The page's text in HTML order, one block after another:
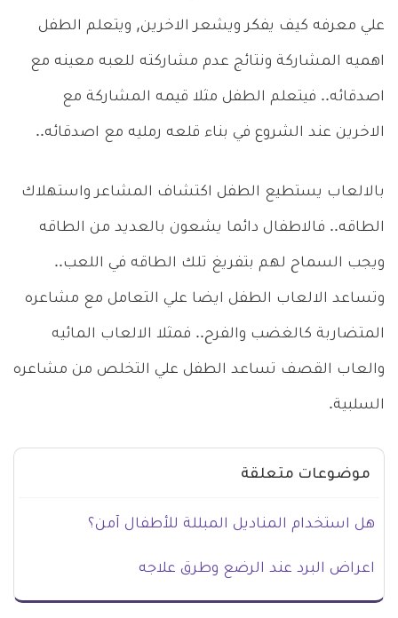
علي معرفه كيف يفكر ويشعر الاخرين, ويتعلم الطفل
اهميه المشاركة ونتائج عدم مشاركته للعبه معينه مع
اصدقائه.. فيتعلم الطفل مثلا قيمه المشاركة مع
الاخرين عند الشروع في بناء قلعه رمليه مع اصدقائه..
بالالعاب يستطيع الطفل اكتشاف المشاعر واستهلاك
الطاقه.. فالاطفال دائما يشعون بالعديد من الطاقه
ويجب السماح لهم بتفريغ تلك الطاقه في اللعب..
وتساعد الالعاب الطفل ايضا علي التعامل مع مشاعره
المتضاربة كالغضب والفرح.. فمثلا الالعاب المائيه
والعاب القصف تساعد الطفل علي التخلص من مشاعره
السلبية.
موضوعات متعلقة
هل استخدام المناديل المبللة للأطفال آمن؟
اعراض البرد عند الرضع وطرق علاجه